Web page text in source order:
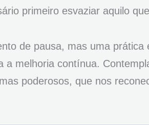
primeiro esvaziar aquilo
de pausa, mas uma prática
a melhoria contínua.
poderosos, que nos